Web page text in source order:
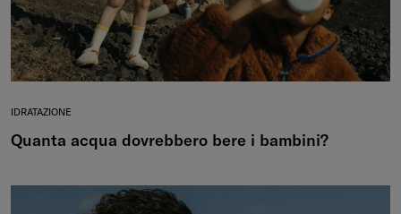
IDRATAZIONE
Quanta acqua dovrebbero bere i bambini?